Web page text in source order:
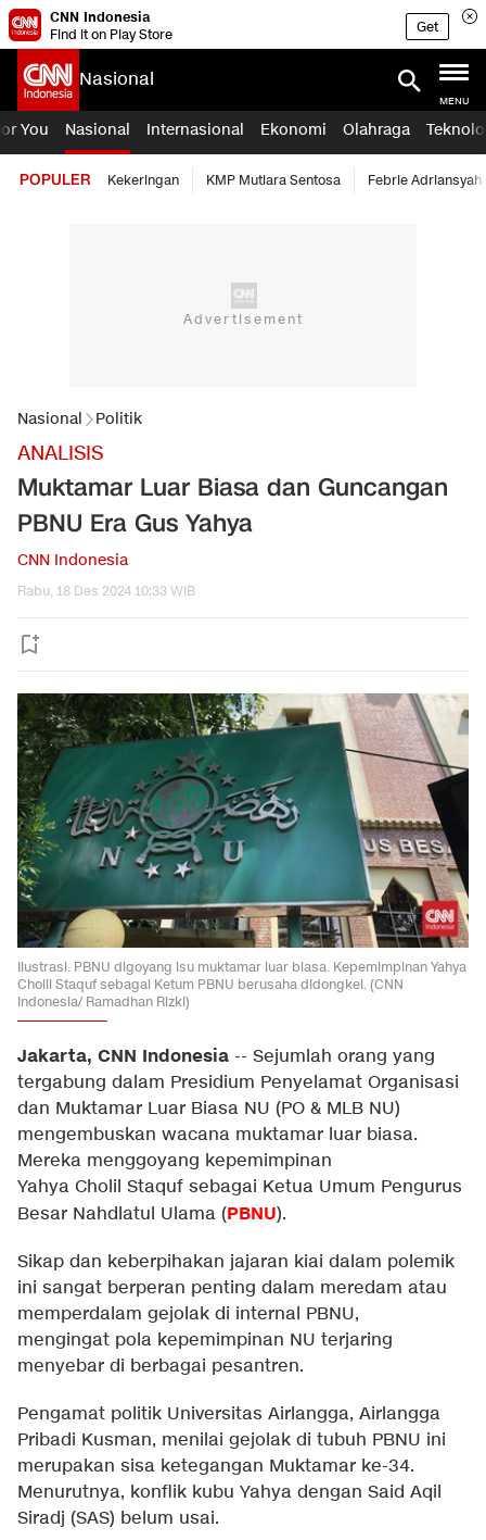
CNN Indonesia
Find it on Play Store
Get
Nasional
MENU
You Nasional Internasional Ekonomi Olahraga
POPULER Kekeringan KMP Mutiara Sentosa Febrie Adriansyah
Nasional Politik
ANALISIS
Muktamar Luar Biasa dan Guncangan
PBNU Era Gus Yahya
CNN Indonesia
Rabu, 18 Des 2024 10:33 WIB
Ilustrasi. PBNU digoyang isu muktamar luar biasa. Kepemimpinan Yahya
Cholil Staquf sebagai Ketum PBNU berusaha didongkel. (CNN
Indonesia/ Ramadhan Rizki)
Jakarta, CNN Indonesia -- Sejumlah orang yang
tergabung dalam Presidium Penyelamat Organisasi
dan Muktamar Luar Biasa NU (PO & MLB NU)
mengembuskan wacana muktamar luar biasa.
Mereka menggoyang kepemimpinan
Yahya Cholil Staquf sebagai Ketua Umum Pengurus
Besar Nahdlatul Ulama (PBNU).
Sikap dan keberpihakan jajaran kiai dalam polemik
ini sangat berperan penting dalam meredam atau
memperdalam gejolak di internal PBNU,
mengingat pola kepemimpinan NU terjaring
menyebar di berbagai pesantren.
Pengamat politik Universitas Airlangga, Airlangga
Pribadi Kusman, menilai gejolak di tubuh PBNU ini
merupakan sisa ketegangan Muktamar ke-34.
Menurutnya, konflik kubu Yahya dengan Said Aqil
Siradj (SAS) belum usai.